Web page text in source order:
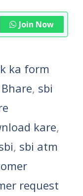
Join Now
ka form
, sbi
kare,
, sbi atm
request